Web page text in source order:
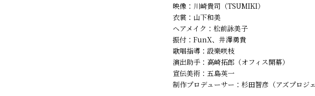
映像：川崎貴司（TSUMIKI）
衣裳：山下和美
ヘアメイク：松前詠美子
振付：FunX、井澤勇貴
歌唱指導：設樂咲枝
演出助手：高崎拓郎（オフィス開幕）
宣伝美術：五島英一
制作プロデューサー：杉田智彦（アズプロジェ